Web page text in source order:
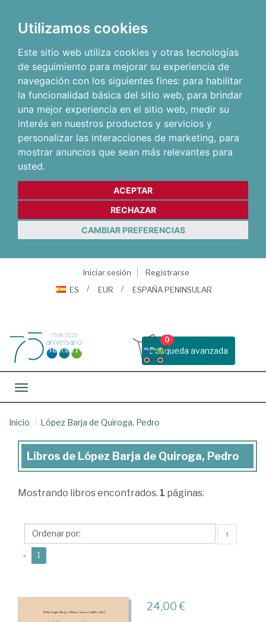
Utilizamos cookies
Este sitio web utiliza cookies y otras tecnologías
de seguimiento para mejorar su experiencia de
navegación con los siguientes fines: para habilitar
la funcionalidad básica del sitio web, para brindar
una mejor experiencia en el sitio web, medir su
interés en nuestros productos y servicios y
personalizar las interacciones de marketing, para
mostrar anuncios que sean más relevantes para
usted.
ACEPTAR
RECHAZAR
CAMBIAR PREFERENCIAS
Iniciar sesión
Registrarse
ES
EUR ESPAÑA PENINSULAR
Busqueda avanzada
0
Toggle navigation
Inicio López Barja de Quiroga, Pedro
Libros
López
de
Quiroga,
Libros de López Barja de Quiroga, Pedro
Mostrando libros encontrados. 1 páginas.
↑
« 1
24,00 €